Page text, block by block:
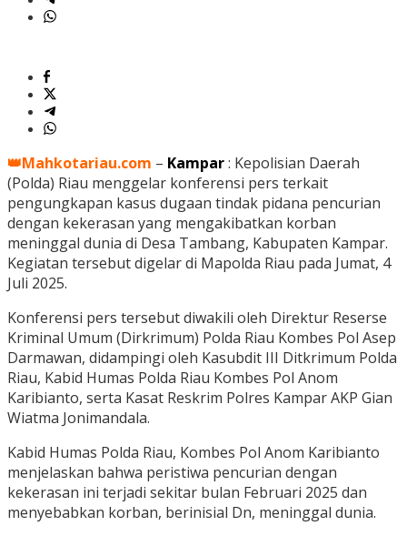
👑Mahkotariau.com – Kampar: Kepolisian Daerah
(Polda) Riau menggelar konferensi pers terkait
pengungkapan kasus dugaan tindak pidana pencurian
dengan kekerasan yang mengakibatkan korban
meninggal dunia di Desa Tambang, Kabupaten Kampar.
Kegiatan tersebut digelar di Mapolda Riau pada Jumat, 4
Juli 2025.
Konferensi pers tersebut diwakili oleh Direktur Reserse
Kriminal Umum (Dirkrimum) Polda Riau Kombes Pol Asep
Darmawan, didampingi oleh Kasubdit III Ditkrimum Polda
Riau, Kabid Humas Polda Riau Kombes Pol Anom
Karibianto, serta Kasat Reskrim Polres Kampar AKP Gian
Wiatma Jonimandala.
Kabid Humas Polda Riau, Kombes Pol Anom Karibianto
menjelaskan bahwa peristiwa pencurian dengan
kekerasan ini terjadi sekitar bulan Februari 2025 dan
menyebabkan korban, berinisial Dn, meninggal dunia.